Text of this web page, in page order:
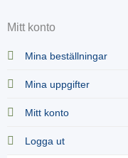
Mitt konto
Mina beställningar
Mina uppgifter
Mitt konto
Logga ut